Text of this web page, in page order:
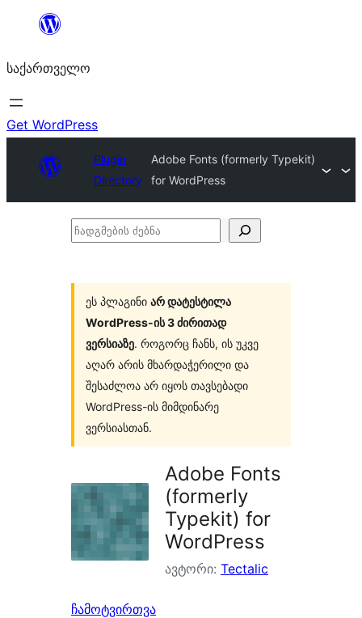
შიგთავსზე
საქართველო
Get WordPress
Plugin
Directory
Adobe Fonts (formerly Typekit)
for WordPress
ჩადგმების
ეს პლაგინი არ დატესტილა
WordPress-ის 3 ძირითად
ვერსიაზე. როგორც ჩანს, ის უკვე
აღარ არის მხარდაჭერილი და
შესაძლოა არ იყოს თავსებადი
WordPress-ის მიმდინარე
ვერსიასთან.
Adobe Fonts
(formerly
Typekit) for
WordPress
ავტორი: Tectalic
ჩამოტვირთვა